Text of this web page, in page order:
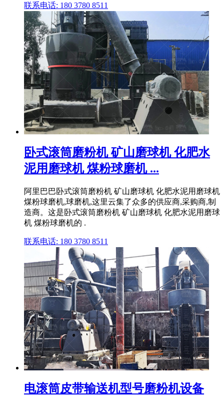
联系电话: 180 3780 8511
卧式滚筒磨粉机 矿山磨球机 化肥水
泥用磨球机 煤粉球磨机 ...
阿里巴巴卧式滚筒磨粉机 矿山磨球机 化肥水泥用磨球机
煤粉球磨机,球磨机,这里云集了众多的供应商,采购商,制
造商。这是卧式滚筒磨粉机 矿山磨球机 化肥水泥用磨球
机 煤粉球磨机的 .
联系电话: 180 3780 8511
电滚筒皮带输送机型号磨粉机设备